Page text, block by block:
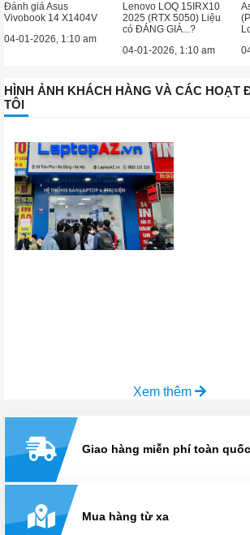
Đánh giá Asus
Vivobook 14 X1404V
04-01-2026, 1:10 am
Lenovo LOQ 15IRX10
2025 (RTX 5050) Liệu
có ĐÁNG GIÁ...?
04-01-2026, 1:10 am
HÌNH ẢNH KHÁCH HÀNG VÀ CÁC HOẠT
TÔI
Xem thêm
Giao hàng miễn phí toàn quốc
Mua hàng từ xa